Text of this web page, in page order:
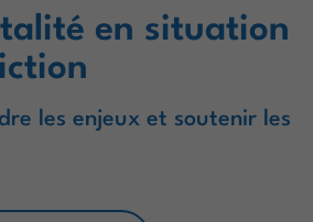
en situation
les enjeux et soutenir les